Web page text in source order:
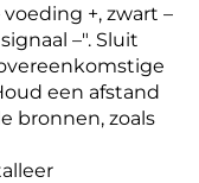
+, zwart –
–". Sluit
een afstand
bronnen, zoals